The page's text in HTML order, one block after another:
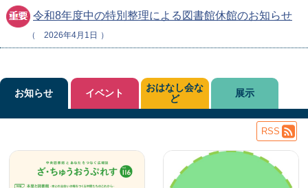
令和8年度中の特別整理による図書館休館のお知らせ
2026年4月1日
お知らせ イベント
おはなし会な
ど
展示
RSS